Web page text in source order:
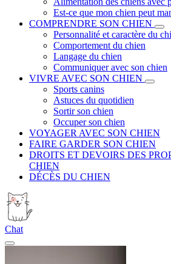
Est-ce que mon chien peut
COMPRENDRE SON CHIEN
Personnalité et caractère du
Comportement du chien
Langage du chien
Communiquer avec son chien
VIVRE AVEC SON CHIEN
Sports canins
Astuces du quotidien
Sortir son chien
Occuper son chien
VOYAGER AVEC SON CHIEN
FAIRE GARDER SON CHIEN
DROITS ET DEVOIRS DES
CHIEN
DÉCÈS DU CHIEN
Chat